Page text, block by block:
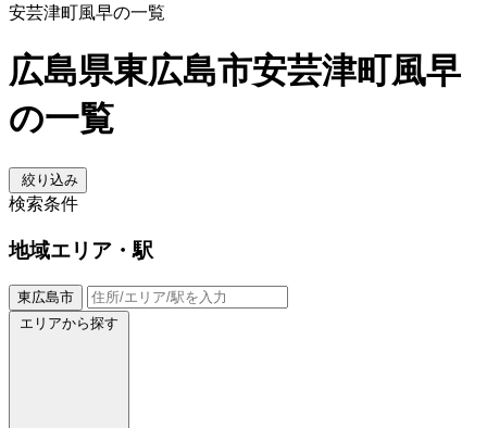
安芸津町風早の一覧
広島県東広島市安芸津町風早
の一覧
絞り込み
検索条件
地域エリア・駅
東広島市
エリアから探す